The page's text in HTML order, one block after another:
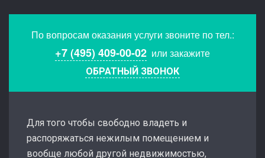
По вопросам оказания услуги звоните по тел.:
+7 (495) 409-00-02 или закажите
ОБРАТНЫЙ ЗВОНОК
Для того чтобы свободно владеть и
распоряжаться нежилым помещением и
вообще любой другой недвижимостью,